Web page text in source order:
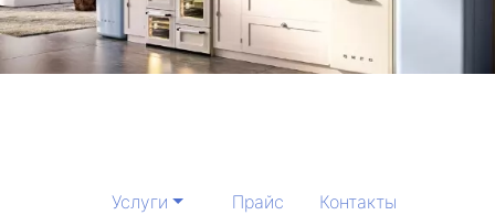
Услуги Прайс Контакты